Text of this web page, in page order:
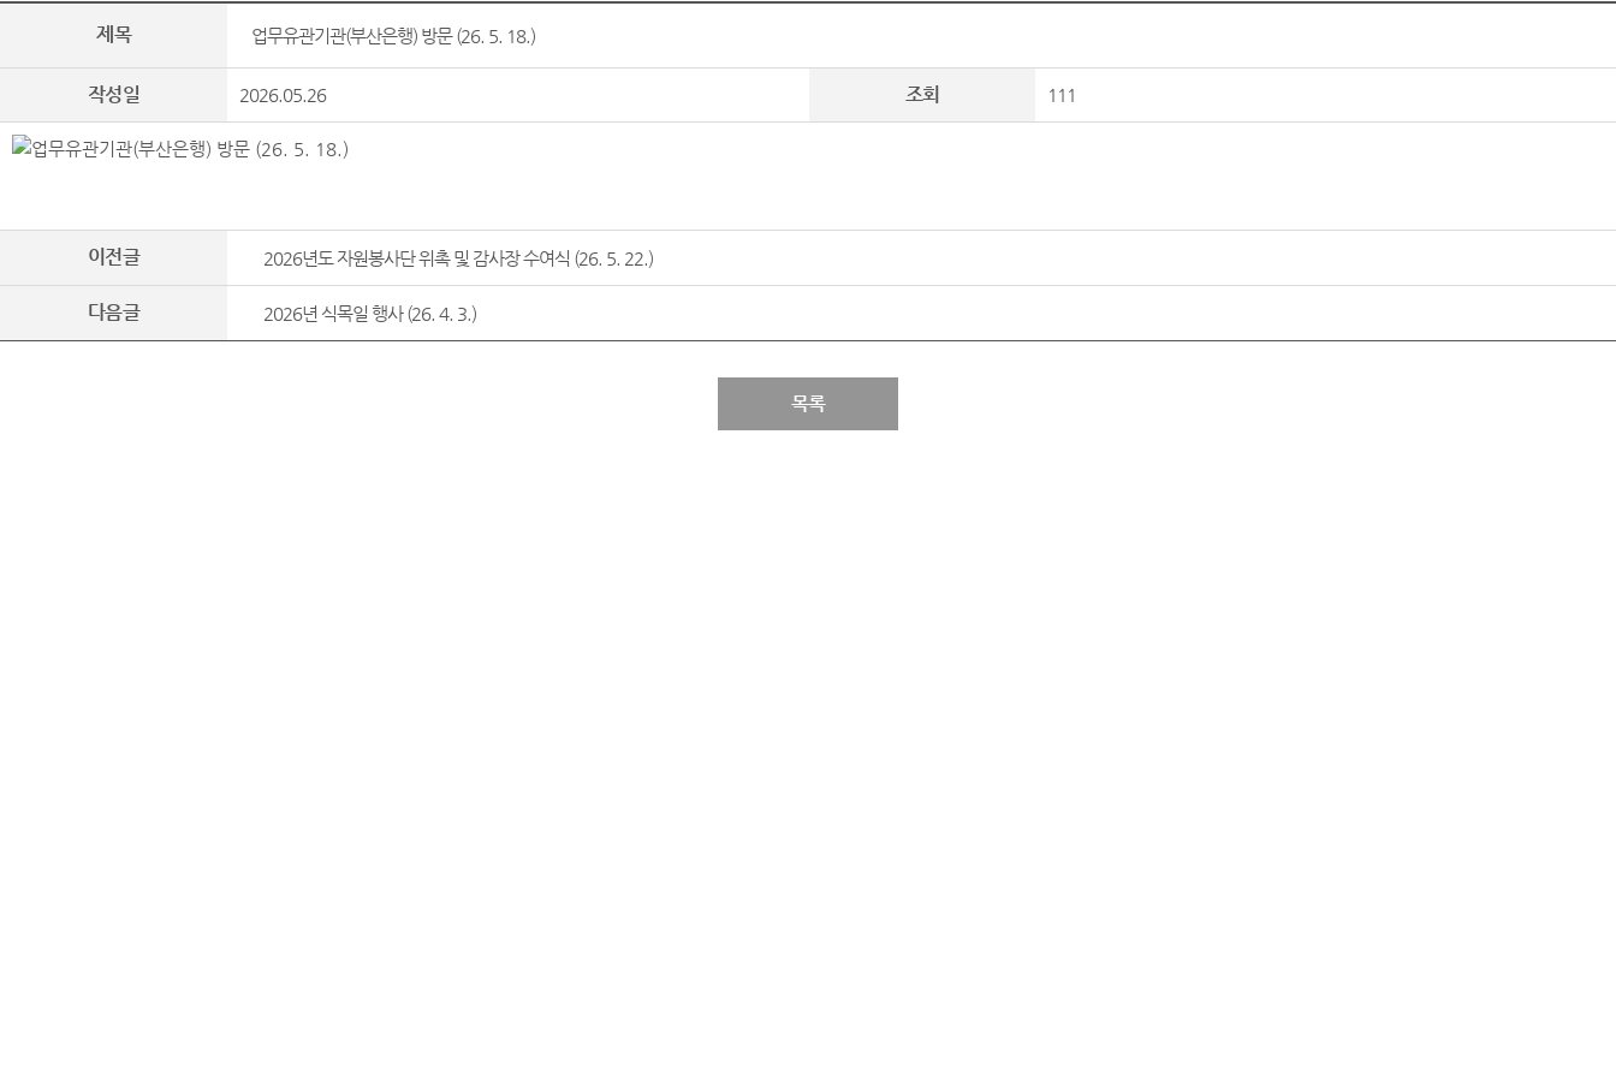
제목 업무유관기관(부산은행) 방문 (26. 5. 18.)
작성일 2026.05.26 조회 111
이전글 2026년도 자원봉사단 위촉 및 감사장 수여식 (26. 5. 22.)
다음글 2026년 식목일 행사 (26. 4. 3.)
목록